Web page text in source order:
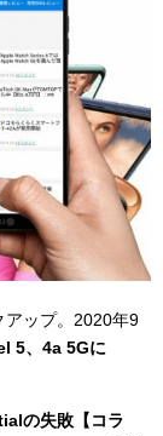
アップ。2020年9
5、4a 5Gに
の失敗【コラ